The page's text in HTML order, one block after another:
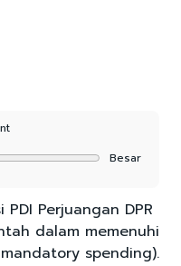
Besar
PDI Perjuangan DPR
dalam memenuhi
spending).